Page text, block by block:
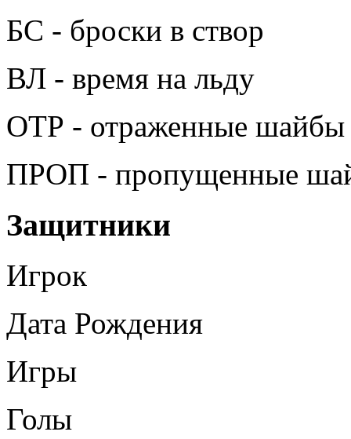
БС - броски в створ
ВЛ - время на льду
ОТР - отраженные шайбы
ПРОП - пропущенные
Защитники
Игрок
Дата Рождения
Игры
Голы